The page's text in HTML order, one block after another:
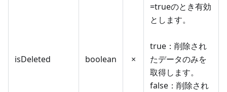
isDeleted boolean ×
=trueのとき有効
とします。
true：削除され
たデータのみを
取得します。
false：削除され